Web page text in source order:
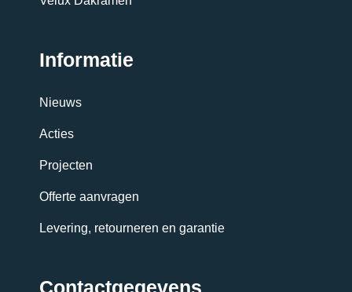
Informatie
Nieuws
Acties
Projecten
Offerte aanvragen
Levering, retourneren en garantie
Contactgegevens